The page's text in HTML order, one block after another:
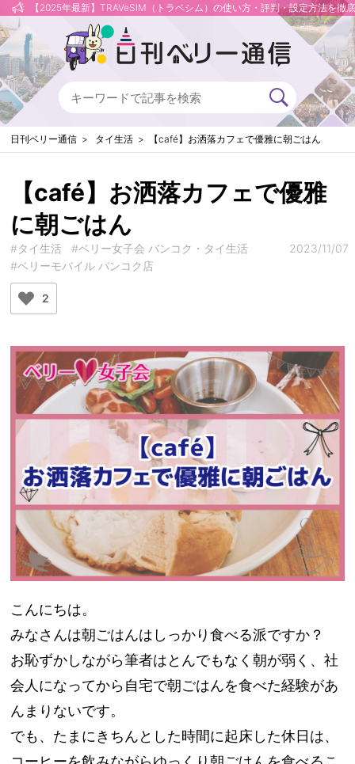
【2025年最新】TRAVeSIM（トラベシム）の使い方・評判・設定方法を徹
日刊ベリー通信 タイ生活 【café】お洒落カフェで優雅に朝ごはん
【café】お洒落カフェで優雅
に朝ごはん
#タイ生活
#ベリー女子会 バンコク・タイ生活
#ベリーモバイル バンコク店
2023/11/07
2
こんにちは。
みなさんは朝ごはんはしっかり食べる派ですか？
お恥ずかしながら筆者はとんでもなく朝が弱く、社
会人になってから自宅で朝ごはんを食べた経験があ
んまりないです。
でも、たまにきちんとした時間に起床した休日は、